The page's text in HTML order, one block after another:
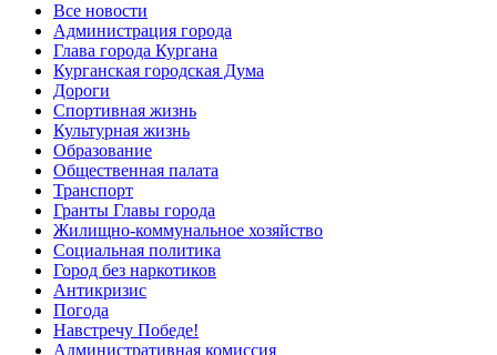
Все новости
Администрация города
Глава города Кургана
Курганская городская Дума
Дороги
Спортивная жизнь
Культурная жизнь
Образование
Общественная палата
Транспорт
Гранты Главы города
Жилищно-коммунальное хозяйство
Социальная политика
Город без наркотиков
Антикризис
Погода
Навстречу Победе!
Административная комиссия